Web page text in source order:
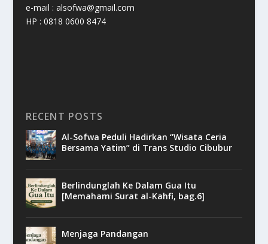
e-mail : alsofwa@gmail.com
HP : 0818 0600 8474
RECENT POSTS
Al-Sofwa Peduli Hadirkan “Wisata Ceria
Bersama Yatim” di Trans Studio Cibubur
Berlindunglah Ke Dalam Gua Itu
[Memahami Surat al-Kahfi, bag.6]
Menjaga Pandangan